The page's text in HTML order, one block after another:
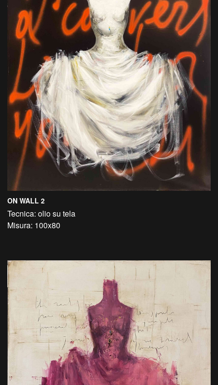
ON WALL 2
Tecnica: olio su tela
Misura: 100x80